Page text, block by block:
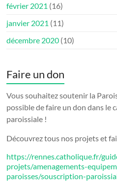
février 2021 (16)
janvier 2021 (11)
décembre 2020 (10)
Faire un don
Vous souhaitez soutenir la
possible de faire un don dans le
paroissiale !
Découvrez tous nos projets et
https://rennes.catholique.fr/
projets/amenagements-
paroisses/souscription-